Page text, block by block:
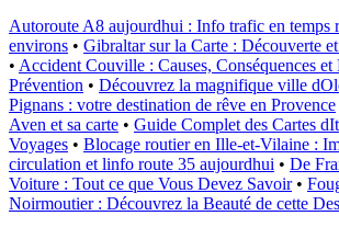
Autoroute A8 aujourdhui : Info trafic en temps
environs • Gibraltar sur la Carte : Découverte
• Accident Couville : Causes, Conséquences et
Prévention • Découvrez la magnifique ville
Pignans : votre destination de rêve en Provence
Aven et sa carte • Guide Complet des Cartes
Voyages • Blocage routier en Ille-et-Vilaine :
circulation et linfo route 35 aujourdhui • De
Voiture : Tout ce que Vous Devez Savoir•
Noirmoutier : Découvrez la Beauté de cette